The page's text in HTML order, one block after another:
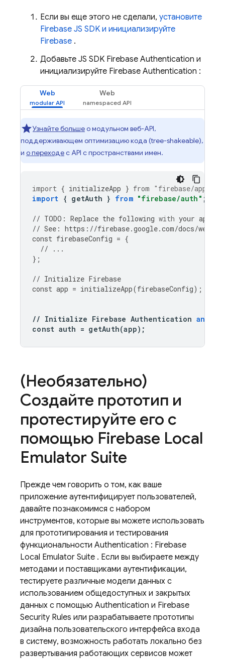
Если вы еще этого не сделали, установите
Firebase JS SDK и инициализируйте
Firebase .
Добавьте JS SDK Firebase Authentication и
инициализируйте Firebase Authentication :
Web Web
Узнайте большео модульном веб-API,
поддерживающем оптимизацию кода (tree-shakeable),
и о переходес API с пространствами имен.
import { initializeApp } from "firebase/app"
import { getAuth } from "firebase/auth" ;
// TODO : Replace the following with your app
// See : https : //firebase.google.com/docs/web
const firebaseConfig = {
//
...
};
// Initialize Firebase
const app = initializeApp(firebaseConfig);
// Initialize Firebase Authentication and
const auth = getAuth(app);
(Необязательно)
Создайте прототип и
протестируйте его с
помощью Firebase Local
Emulator Suite
Прежде чем говорить о том, как ваше
приложение аутентифицирует пользователей,
давайте познакомимся с набором
инструментов, которые вы можете использовать
для прототипирования и тестирования
функциональности Authentication : Firebase
Local Emulator Suite . Если вы выбираете между
методами и поставщиками аутентификации,
тестируете различные модели данных с
использованием общедоступных и закрытых
данных с помощью Authentication и Firebase
Security Rules или разрабатываете прототипы
дизайна пользовательского интерфейса входа
в систему, возможность работать локально без
развертывания работающих сервисов может